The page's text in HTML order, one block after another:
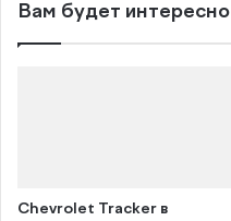
Вам будет интересно
Chevrolet Tracker в